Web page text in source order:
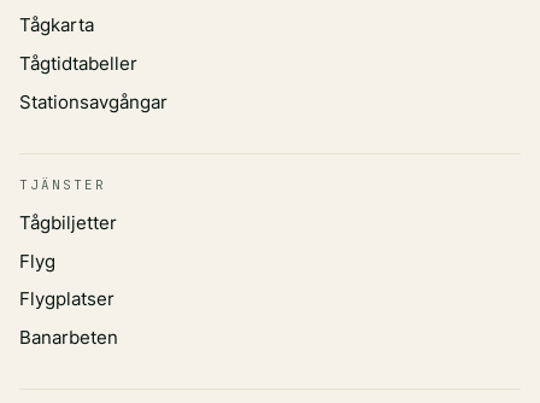
Tågkarta
Tågtidtabeller
Stationsavgångar
TJÄNSTER
Tågbiljetter
Flyg
Flygplatser
Banarbeten